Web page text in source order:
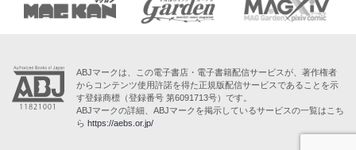
ABJマークは、この電子書店・電子書籍配信サービスが、著作権者
からコンテンツ使用許諾を得た正規版配信サービスであることを示
す登録商標（登録番号 第6091713号）です。
ABJマークの詳細、ABJマークを掲示しているサービスの一覧はこち
ら https://aebs.or.jp/